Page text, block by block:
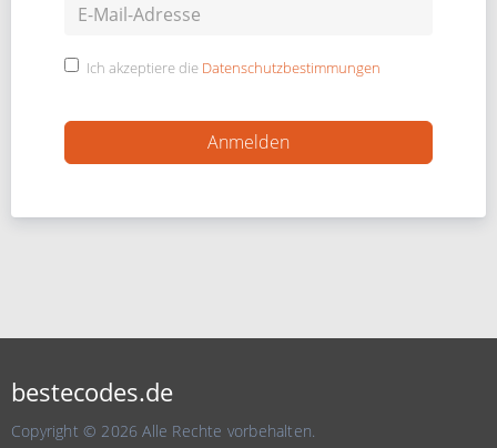
Ich akzeptiere die Datenschutzbestimmungen
bestecodes.de
Copyright © 2026 Alle Rechte vorbehalten.